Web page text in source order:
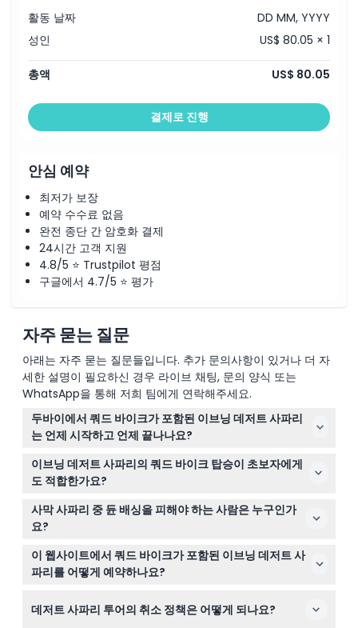
사막 캠프에서 시샤(물담배) 흡연
무제한 생수
남녀 모두를 위한 화장실 시설
다른 손님과 차량을 공유하고 싶지 않은 경우,프리미엄 이브닝
활동 날짜
DD MM, YYYY
성인
US$ 80.05 × 1
총액 US$ 80.05
결제로 진행
안심 예약
최저가 보장
예약 수수료 없음
완전 종단 간 암호화 결제
24시간 고객 지원
4.8/5 ⭐ Trustpilot 평점
구글에서 4.7/5 ⭐ 평가
자주 묻는 질문
아래는 자주 묻는 질문들입니다. 추가 문의사항이 있거나 더 자
세한 설명이 필요하신 경우 라이브 채팅, 문의 양식 또는
WhatsApp을 통해 저희 팀에게 연락해주세요.
두바이에서 쿼드 바이크가 포함된 이브닝 데저트 사파리
는 언제 시작하고 언제 끝나나요?
투어는 보통 오후 2시 30분에서 3시 30분 사이에 픽업이
시작되며, 오후 9시에서 9시 30분경에 마칩니다. (변경될
수 있으니 예약 시 꼭 확인해주세요)
이브닝 데저트 사파리의 쿼드 바이크 탑승이 초보자에게
도 적합한가요?
네, 쿼드 바이크는 초보자를 포함한 모든 기술 수준을 위해
설계된 통제된 사막 트랙에서 진행됩니다. 안전하고 즐거운
경험을 위해 강사의 지시를 잘 따라주세요.
사막 사파리 중 듄 배싱을 피해야 하는 사람은 누구인가
요?
임산부, 허리나 목 통증이 있는 분, 큰 수술을 받은 분, 그리
고 3세 미만의 어린이는 듄 배싱을 권장하지 않습니다. 다
만, 보다 편안한 사막 체험을 원하시면 개인 랜드크루저를
이 웹사이트에서 쿼드 바이크가 포함된 이브닝 데저트 사
파리를 어떻게 예약하나요?
뒤 간단한 결제 과정을 따라 쉽게 온라인으로 예약할 수 있
데저트 사파리 투어의 취소 정책은 어떻게 되나요?